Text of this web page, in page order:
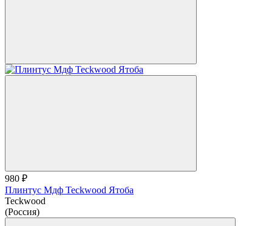
980 ₽
Плинтус Мдф Teckwood Ятоба
Teckwood
(Россия)